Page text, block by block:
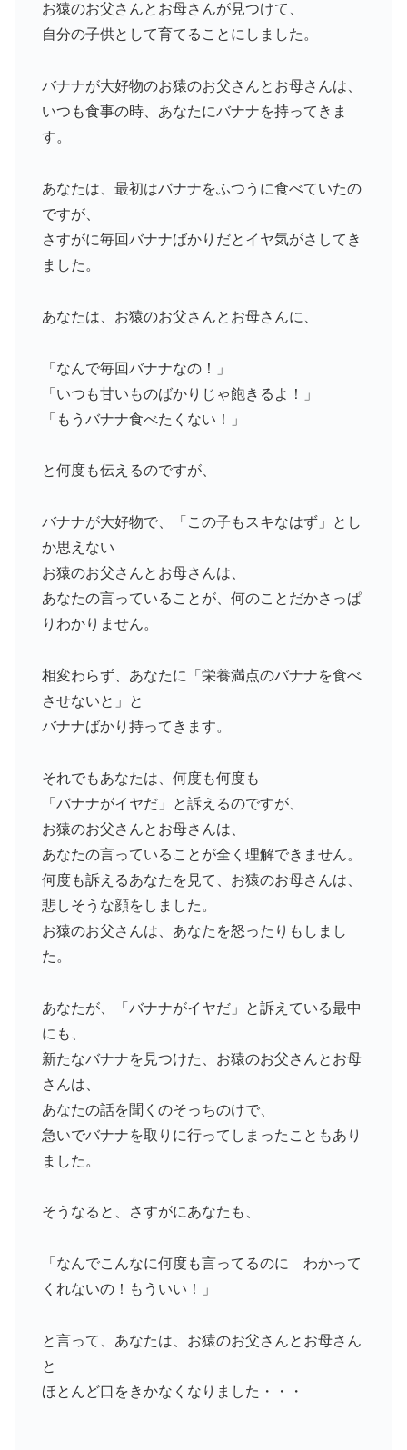
お猿のお父さんとお母さんが見つけて、
自分の子供として育てることにしました。
バナナが大好物のお猿のお父さんとお母さんは、
いつも食事の時、あなたにバナナを持ってきま
す。
あなたは、最初はバナナをふつうに食べていたの
ですが、
さすがに毎回バナナばかりだとイヤ気がさしてき
ました。
あなたは、お猿のお父さんとお母さんに、
「なんで毎回バナナなの！」
「いつも甘いものばかりじゃ飽きるよ！」
「もうバナナ食べたくない！」
と何度も伝えるのですが、
バナナが大好物で、「この子もスキなはず」とし
か思えない
お猿のお父さんとお母さんは、
あなたの言っていることが、何のことだかさっぱ
りわかりません。
相変わらず、あなたに「栄養満点のバナナを食べ
させないと」と
バナナばかり持ってきます。
それでもあなたは、何度も何度も
「バナナがイヤだ」と訴えるのですが、
お猿のお父さんとお母さんは、
あなたの言っていることが全く理解できません。
何度も訴えるあなたを見て、お猿のお母さんは、
悲しそうな顔をしました。
お猿のお父さんは、あなたを怒ったりもしまし
た。
あなたが、「バナナがイヤだ」と訴えている最中
にも、
新たなバナナを見つけた、お猿のお父さんとお母
さんは、
あなたの話を聞くのそっちのけで、
急いでバナナを取りに行ってしまったこともあり
ました。
そうなると、さすがにあなたも、
「なんでこんなに何度も言ってるのに わかって
くれないの！もういい！」
と言って、あなたは、お猿のお父さんとお母さん
と
ほとんど口をきかなくなりました・・・